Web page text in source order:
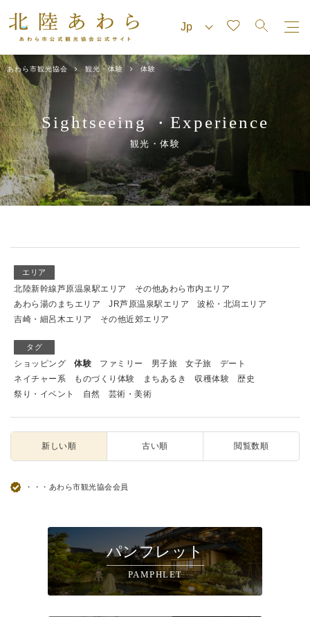
あわら市観光協会 観光・体験 体験
Sightseeing・ Experience
観光・体験
エリア
北陸新幹線芦原温泉駅エリア
その他あわら市内エリア
あわら湯のまちエリア
JR芦原温泉駅エリア
波松・北潟エリア
吉崎・細呂木エリア
その他近郊エリア
タグ
ショッピング 体験 ファミリー 男子旅 女子旅
デート
ネイチャー系
ものづくり体験 まちあるき 収穫体験
歴史
祭り・イベント
自然 芸術・美術
新しい順 古い順 閲覧数順
・・・あわら市観光協会会員
パンフレット
PAMPHLET